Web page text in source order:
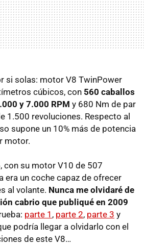
si solas: motor V8 TwinPower
cúbicos, con 560 caballos
y 7.000 RPM y 680 Nm de par
1.500 revoluciones. Respecto al
supone un 10% más de potencia
motor.
con su motor V10 de 507
era un coche capaz de ofrecer
al volante. Nunca me olvidaré de
cabrio que publiqué en 2009
parte 1 , parte 2, parte 3 y
podría llegar a olvidarlo con el
de este V8…